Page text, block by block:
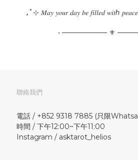
₊˚⊹ 𝑀𝑎𝑦 𝑦𝑜𝑢𝑟 𝑑𝑎𝑦 𝑏𝑒 𝑓𝑖𝑙𝑙𝑒𝑑 𝑤𝑖𝑡ℎ
• ───────── ⚜
聯絡我們
電話 / +852 9318 7885 (只限
時間 / 下午12:00~下午11:00
Instagram / asktarot_helios